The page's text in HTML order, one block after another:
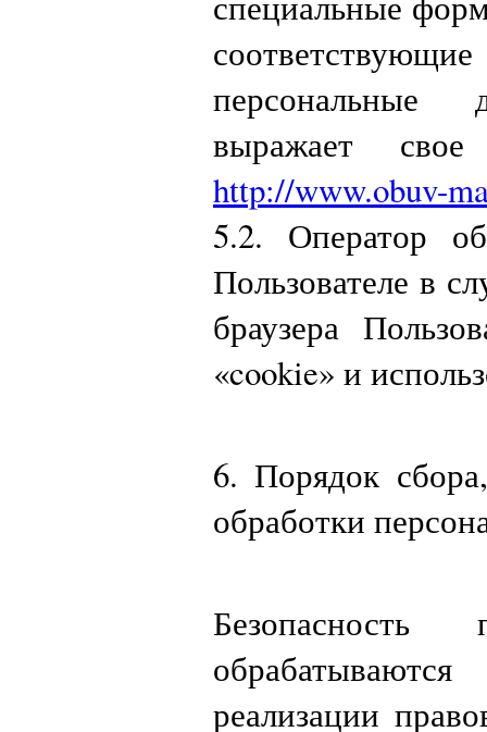
персональные
выражает
http://www.obuv-
5.2. Оператор
Пользователе в
браузера
«cookie» и
6. Порядок
обработки
реализации